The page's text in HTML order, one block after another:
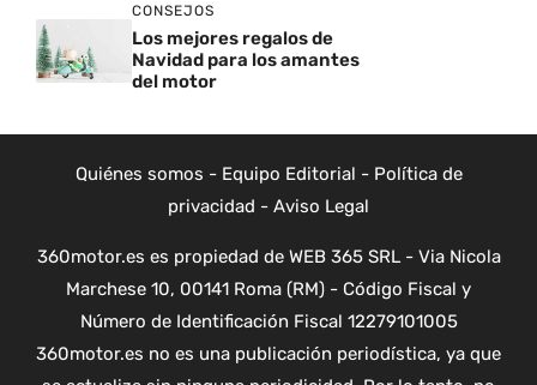
CONSEJOS
Los mejores regalos de
Navidad para los amantes
del motor
Quiénes somos - Equipo Editorial - Política de
privacidad - Aviso Legal
360motor.es es propiedad de WEB 365 SRL - Via Nicola
Marchese 10, 00141 Roma (RM) - Código Fiscal y
Número de Identificación Fiscal 12279101005
360motor.es no es una publicación periodística, ya que